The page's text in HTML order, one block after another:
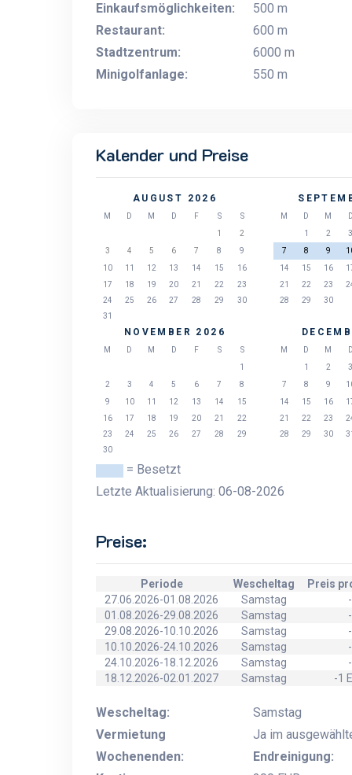
Einkaufsmöglichkeiten:
500 m
Restaurant:
600 m
Stadtzentrum:
6000 m
Minigolfanlage:
550 m
Kalender und Preise
AUGUST 2026
M D M D F S
S
1
2
3
4 5 6 7 8
9
10
11 12 13 14 15
16
17
18 19 20 21 22
23
24
25 26 27 28 29
30
31
M D M D
1
2 3
7
8 9
14
15 16
21
22 23
28
29 30
NOVEMBER 2026
M D M D F S
S
1
2
3 4 5 6 7
8
9
10 11 12 13 14
15
16
17 18 19 20 21
22
23
24 25 26 27 28
29
30
M D M D
1
2 3
7
8 9
14
15 16
21
22 23
28
29 30 31
= Besetzt
Letzte Aktualisierung: 06-08-2026
Preise:
Periode Wescheltag Preis
27.06.2026-01.08.2026
Samstag -
01.08.2026-29.08.2026
Samstag -
29.08.2026-10.10.2026
Samstag -
10.10.2026-24.10.2026
Samstag -
24.10.2026-18.12.2026
Samstag -
18.12.2026-02.01.2027
Samstag -1
Wescheltag:
Samstag
Vermietung
Wochenenden:
Ja im
Endreinigung: